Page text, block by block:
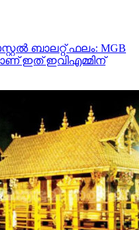
ബാലറ്റ് ഫലം: MGB
ഇത് ഇവിഎമ്മിന്